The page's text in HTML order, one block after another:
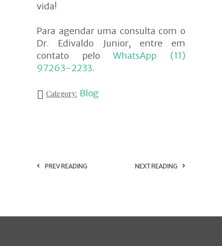
vida!
Para agendar uma consulta com o
Dr. Edivaldo Junior, entre em
contato peloWhatsApp (11)
97263-2233.
Category: Blog
PREV READING NEXT READING